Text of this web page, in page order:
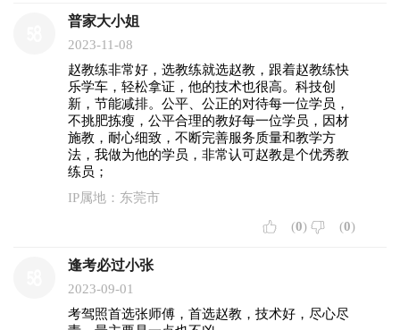
普家大小姐
2023-11-08
赵教练非常好，选教练就选赵教，跟着赵教练快
乐学车，轻松拿证，他的技术也很高。科技创
新，节能减排。公平、公正的对待每一位学员，
不挑肥拣瘦，公平合理的教好每一位学员，因材
施教，耐心细致，不断完善服务质量和教学方
法，我做为他的学员，非常认可赵教是个优秀教
练员；
IP属地：东莞市
(0) (0)
逢考必过小张
2023-09-01
考驾照首选张师傅，首选赵教，技术好，尽心尽